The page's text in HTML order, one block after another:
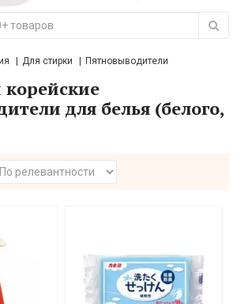
Для стирки Пятновыводители
для белья (белого,